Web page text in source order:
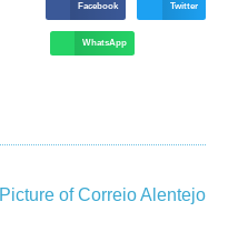
Facebook Twitter
WhatsApp